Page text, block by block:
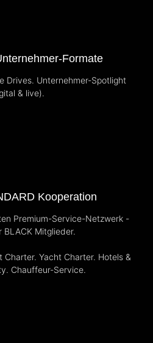
Formate
Drives. Unternehmer-Spotlight
& live).
Kooperation
Premium-Service-Netzwerk -
BLACK Mitglieder.
Charter. Yacht Charter. Hotels &
Chauffeur-Service.